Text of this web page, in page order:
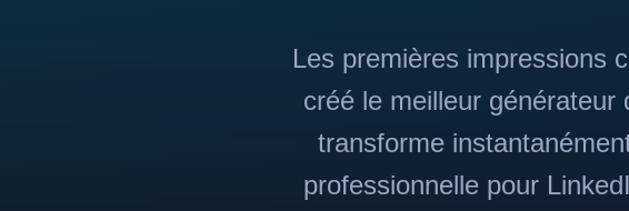
Les premières impressions
créé le meilleur
transforme
professionnelle pour